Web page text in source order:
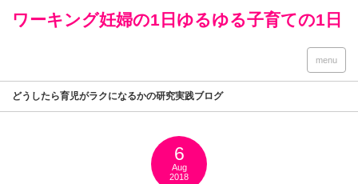
ワーキング妊婦の1日ゆるゆる子育ての1日
menu
どうしたら育児がラクになるかの研究実践ブログ
6
Aug
2018